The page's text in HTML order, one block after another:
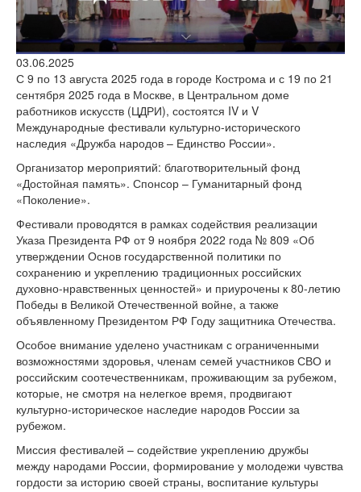
версии сайта
03.06.2025
С 9 по 13 августа 2025 года в городе Кострома и с 19 по 21
сентября 2025 года в Москве, в Центральном доме
работников искусств (ЦДРИ), состоятся IV и V
Международные фестивали культурно-исторического
наследия «Дружба народов – Единство России».
Организатор мероприятий: благотворительный фонд
«Достойная память». Спонсор – Гуманитарный фонд
«Поколение».
Фестивали проводятся в рамках содействия реализации
Указа Президента РФ от 9 ноября 2022 года № 809 «Об
утверждении Основ государственной политики по
сохранению и укреплению традиционных российских
духовно-нравственных ценностей» и приурочены к 80-летию
Победы в Великой Отечественной войне, а также
объявленному Президентом РФ Году защитника Отечества.
Особое внимание уделено участникам с ограниченными
возможностями здоровья, членам семей участников СВО и
российским соотечественникам, проживающим за рубежом,
которые, не смотря на нелегкое время, продвигают
культурно-историческое наследие народов России за
рубежом.
Миссия фестивалей – содействие укреплению дружбы
между народами России, формирование у молодежи чувства
гордости за историю своей страны, воспитание культуры